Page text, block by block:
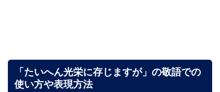
「たいへん光栄に存じますが」の敬語での
使い方や表現方法